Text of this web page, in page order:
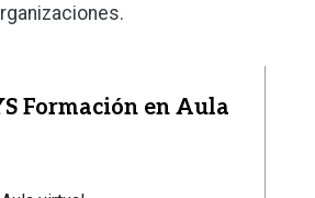
Formación en Aula